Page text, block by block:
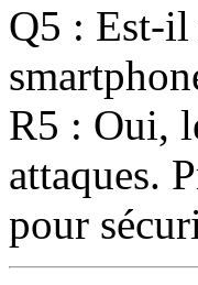
Q5 : Est-il
R5 : Oui,
attaques.
pour